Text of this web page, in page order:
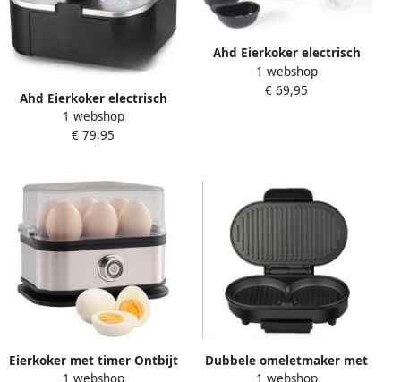
Ahd Eierkoker electrisch
Eierkoker met timer
Roestvrij Staal -Zilver- 19cm
1 webshop
€ 79,95
Ahd Eierkoker electrisch
Eierkoker met timer Zwart-
‎16xm x 16xm x 16cm; 0.8 kg
1 webshop
€ 69,95
Eierkoker met timer Ontbijt
1 webshop
Dubbele omeletmaker met
1 webshop